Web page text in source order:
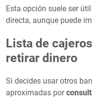
Esta opción suele ser
directa, aunque puede
Lista de
retirar dinero
Si decides usar otros
aproximadas por